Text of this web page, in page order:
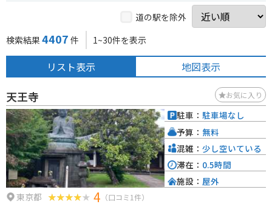
道の駅を除外
検索結果 4407 件 1~30件を表示
リスト表示 地図表示
天王寺 お気に入り
東京都 4 （口コミ1件）
駐車： 駐車場なし
予算： 無料
混雑： 少し空いている
滞在： 0.5時間
施設： 屋外